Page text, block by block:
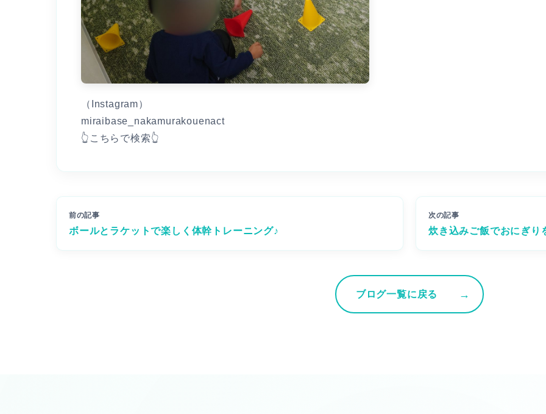
（Instagram）
miraibase_nakamurakouenact
👆こちらで検索👆
前の記事
ボールとラケットで楽しく体幹トレーニング♪
次の記事
炊き込みご飯でおにぎり
ブログ一覧に戻る